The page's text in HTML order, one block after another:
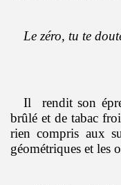
Le zéro, tu te
Il rendit son
brûlé et de tabac
rien compris aux
géométriques et les